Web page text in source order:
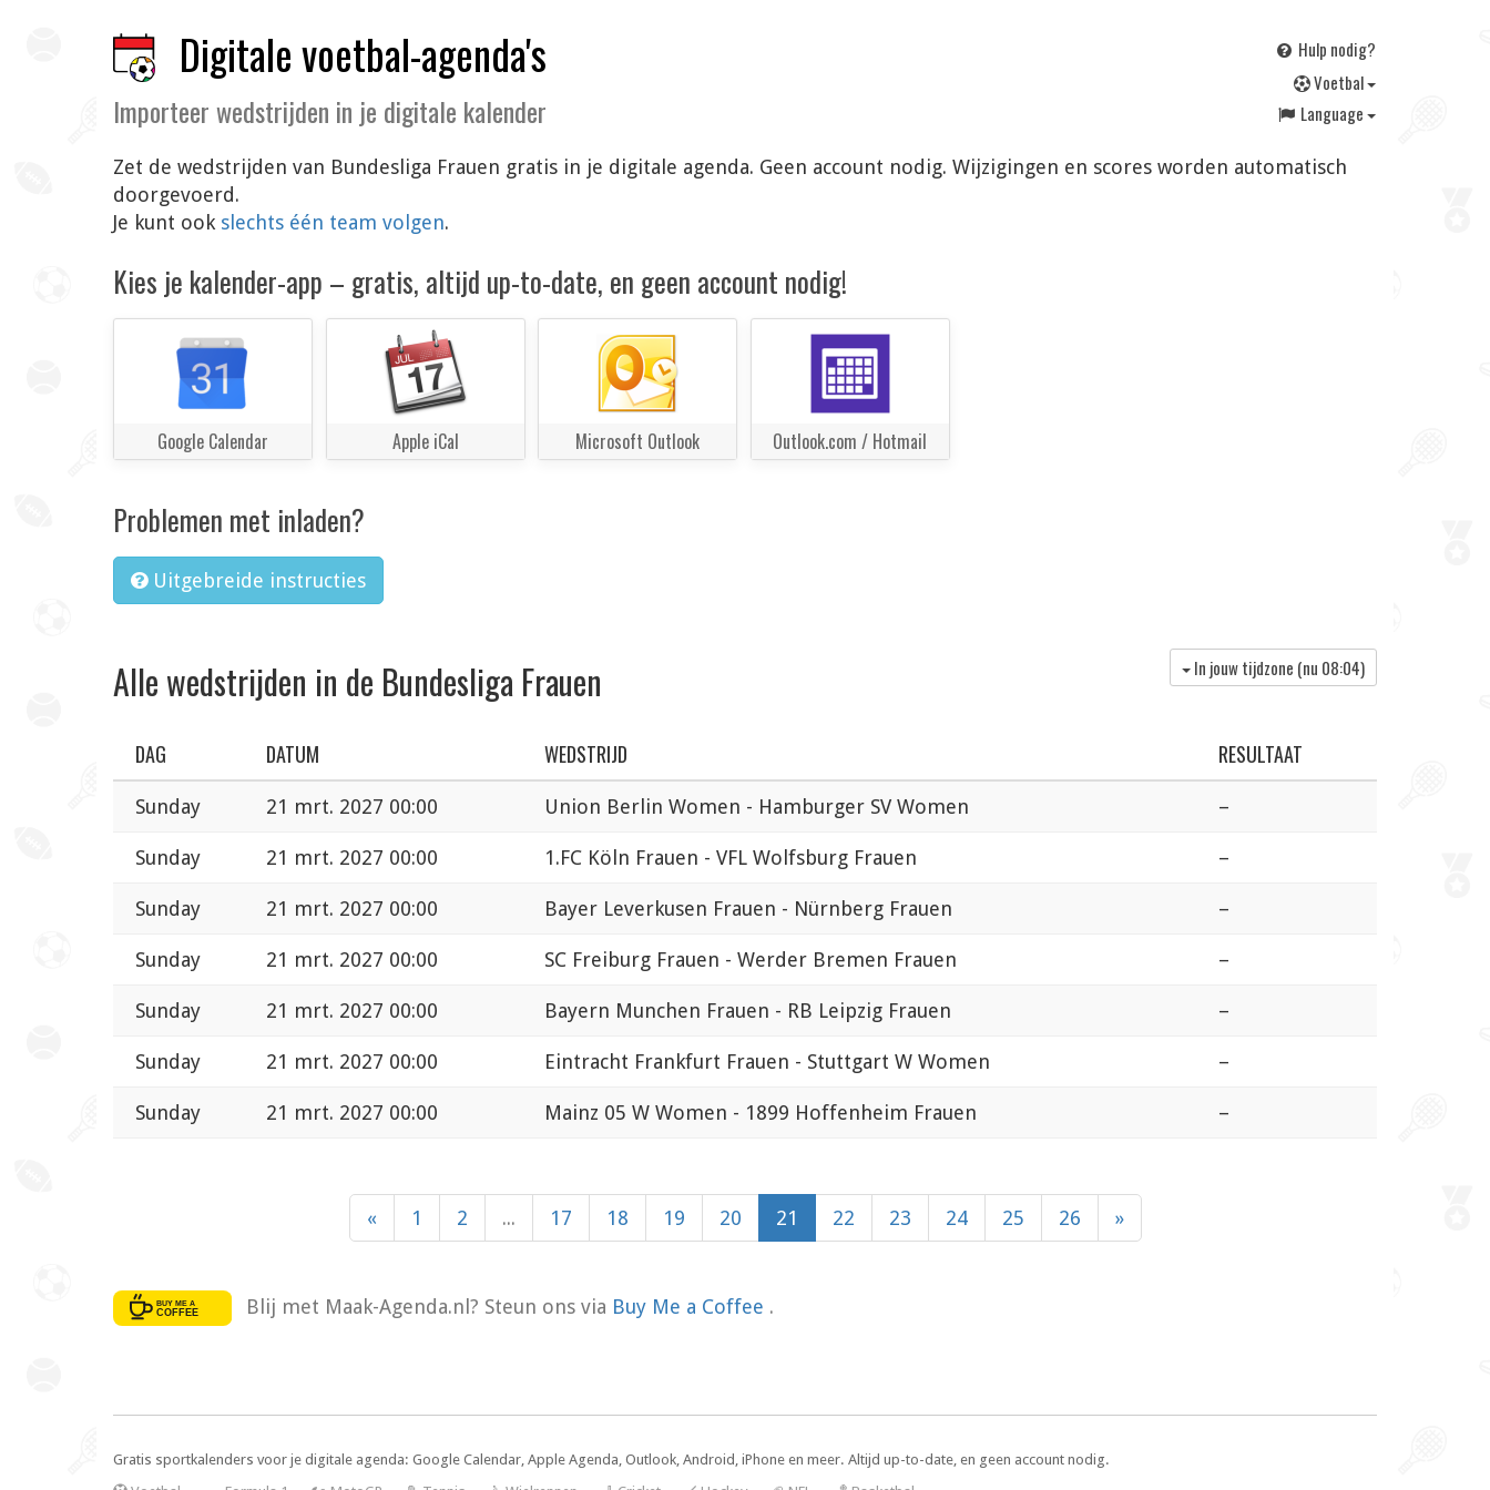
Digitale voetbal-agenda's
Importeer wedstrijden in je digitale kalender
Hulp nodig?
Voetbal
Language
Zet de wedstrijden van Bundesliga Frauen gratis in je digitale agenda. Geen account nodig. Wijzigingen en scores worden automatisch
doorgevoerd.
Je kunt ook slechts één team volgen.
Kies je kalender-app – gratis, altijd up-to-date, en geen account nodig!
Google Calendar Apple iCal Microsoft Outlook Outlook.com / Hotmail
Problemen met inladen?
Uitgebreide instructies
Alle wedstrijden in de Bundesliga Frauen In jouw tijdzone (nu 08:04)
DAG DATUM WEDSTRIJD RESULTAAT
Sunday 21 mrt. 2027 00:00 Union Berlin Women - Hamburger SV Women –
Sunday 21 mrt. 2027 00:00 1.FC Köln Frauen - VFL Wolfsburg Frauen –
Sunday 21 mrt. 2027 00:00 Bayer Leverkusen Frauen - Nürnberg Frauen –
Sunday 21 mrt. 2027 00:00 SC Freiburg Frauen - Werder Bremen Frauen –
Sunday 21 mrt. 2027 00:00 Bayern Munchen Frauen - RB Leipzig Frauen –
Sunday 21 mrt. 2027 00:00 Eintracht Frankfurt Frauen - Stuttgart W Women –
Sunday 21 mrt. 2027 00:00 Mainz 05 W Women - 1899 Hoffenheim Frauen –
« 1 2 ... 17 18 19 20 21 22 23 24 25 26 »
Blij met Maak-Agenda.nl? Steun ons via Buy Me a Coffee .
Gratis sportkalenders voor je digitale agenda: Google Calendar, Apple Agenda, Outlook, Android, iPhone en meer. Altijd up-to-date, en geen account nodig.